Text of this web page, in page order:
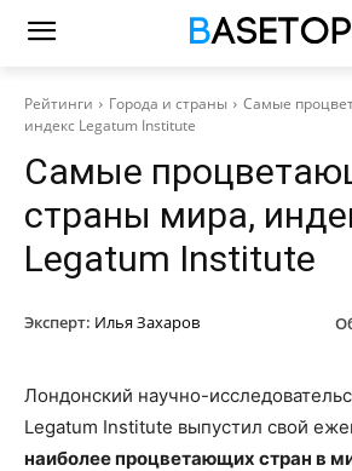
Рейтинги Города и страны
Самые
индекс Legatum Institute
Самые
страны мира,
Legatum Institute
Эксперт: Илья Захаров
Лондонский научно-
Legatum Institute выпустил свой
наиболее процветающих стран в